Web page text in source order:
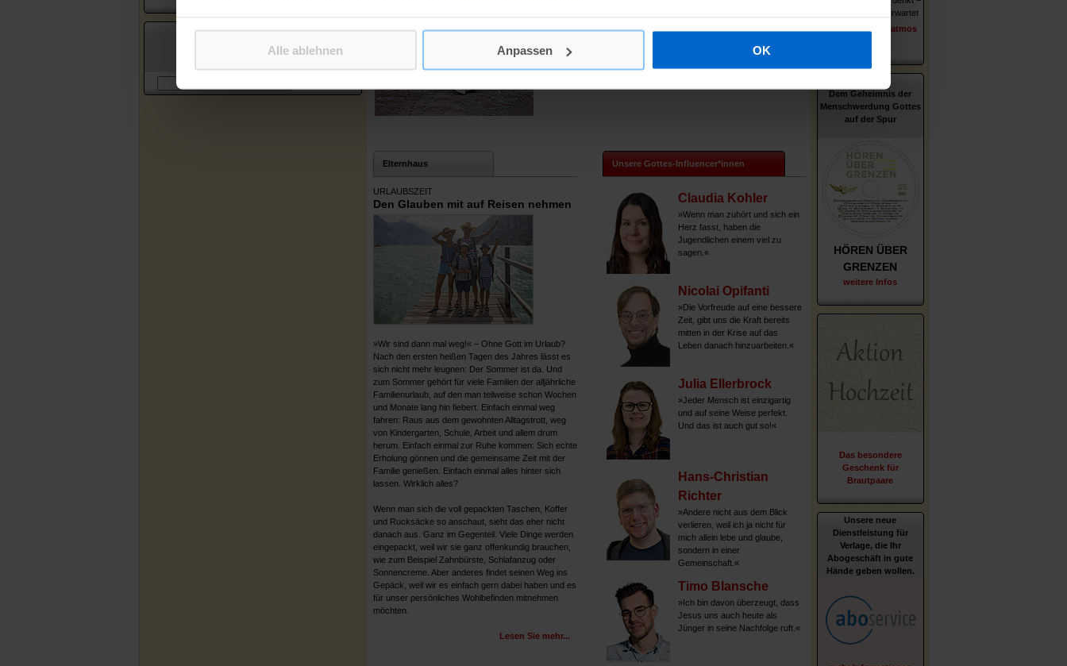
Alle ablehnen Anpassen OK
Sonntagsblattes
Elternhaus
URLAUBSZEIT
Den Glauben mit auf Reisen nehmen
»Wir sind dann mal weg!« – Ohne Gott im Urlaub?
Nach den ersten heißen Tagen des Jahres lässt es
sich nicht mehr leugnen: Der Sommer ist da. Und
zum Sommer gehört für viele Familien der alljährliche
Familienurlaub, auf den man teilweise schon Wochen
und Monate lang hin fiebert. Einfach einmal weg
fahren: Raus aus dem gewohnten Alltagstrott, weg
von Kindergarten, Schule, Arbeit und allem drum
herum. Einfach einmal zur Ruhe kommen: Sich echte
Erholung gönnen und die gemeinsame Zeit mit der
Familie genießen. Einfach einmal alles hinter sich
lassen. Wirklich alles?
Wenn man sich die voll gepackten Taschen, Koffer
und Rucksäcke so anschaut, sieht das eher nicht
danach aus. Ganz im Gegenteil. Viele Dinge werden
eingepackt, weil wir sie ganz offenkundig brauchen,
wie zum Beispiel Zahnbürste, Schlafanzug oder
Sonnencreme. Aber anderes findet seinen Weg ins
Gepäck, weil wir es einfach gern dabei haben und es
für unser persönliches Wohlbefinden mitnehmen
möchten.
Lesen Sie mehr...
Unsere Gottes-Influencer*innen
Claudia Kohler
»Wenn man zuhört und sich ein
Herz fasst, haben die
Jugendlichen einem viel zu
sagen.«
Nicolai Opifanti
»Die Vorfreude auf eine bessere
Zeit, gibt uns die Kraft bereits
mitten in der Krise auf das
Leben danach hinzuarbeiten.«
Julia Ellerbrock
»Jeder Mensch ist einzigartig
und auf seine Weise perfekt.
Und das ist auch gut so!«
Hans-Christian
Richter
»Andere nicht aus dem Blick
verlieren, weil ich ja nicht für
mich allein lebe und glaube,
sondern in einer
Gemeinschaft.«
Timo Blansche
»Ich bin davon überzeugt, dass
Jesus uns auch heute als
Jünger in seine Nachfolge ruft.«
was ihn und uns erwartet
erschienen im Patmos
Dem Geheimnis der
Menschwerdung Gottes
auf der Spur
HÖREN ÜBER
GRENZEN
weitere Infos
Das besondere
Geschenk für
Brautpaare
Unsere neue
Dienstleistung für
Verlage, die Ihr
Abogeschäft in gute
Hände geben wollen.